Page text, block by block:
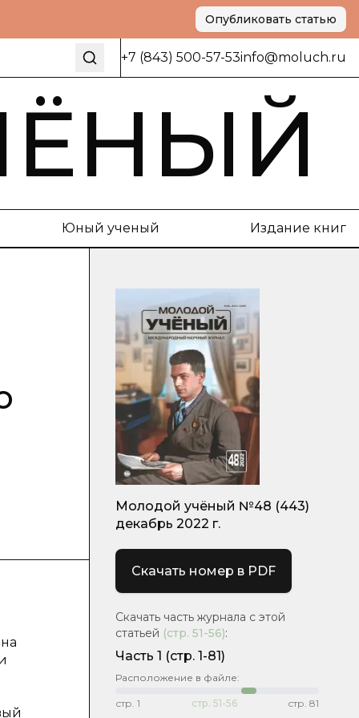
Опубликовать статью
+7 (843) 500-57-53info@moluch.ru
Юный ученый Издание книг
Молодой учёный №48 (443)
декабрь 2022 г.
Скачать номер в PDF
Скачать часть журнала с этой
статьей (стр. 51-56):
Часть 1 (стр. 1-81)
Расположение в файле:
стр. 1 стр. 51-56 стр. 81